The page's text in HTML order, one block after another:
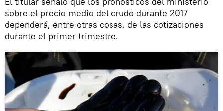
sobre el precio medio del crudo durante 2017
dependerá, entre otras cosas, de las cotizaciones
durante el primer trimestre.